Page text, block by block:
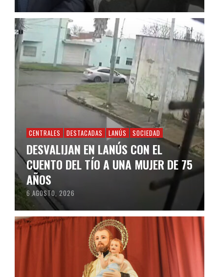
CENTRALES DESTACADAS LANÚS SOCIEDAD
DESVALIJAN EN LANÚS CON EL
CUENTO DEL TÍO A UNA MUJER DE 75
AÑOS
6 AGOSTO, 2026